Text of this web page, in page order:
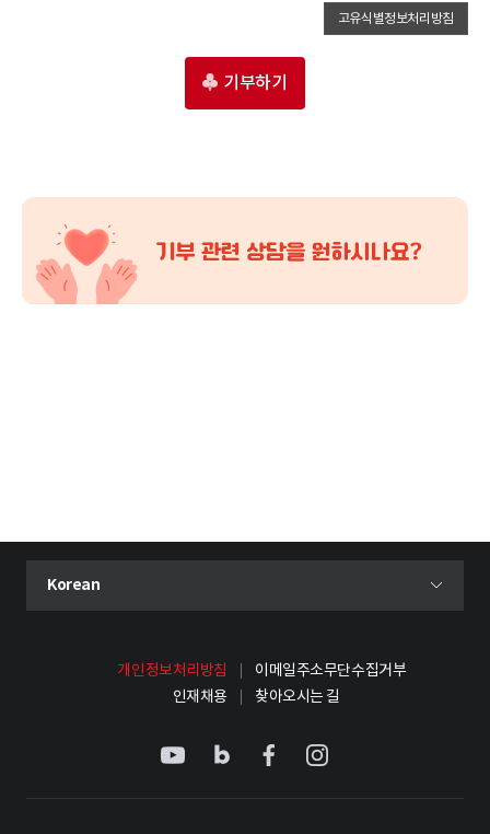
고유식별정보처리방침
기부하기
언어 선택 메뉴 열기
현재 선택된 언어
Korean
개인정보처리방침
이메일주소무단수집거부
인재채용
찾아오시는 길